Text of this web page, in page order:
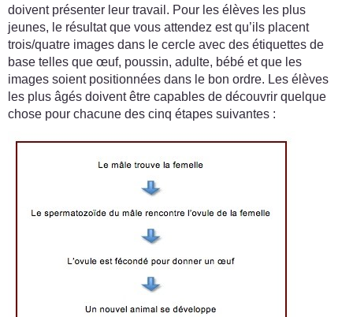
doivent présenter leur travail. Pour les élèves les plus
jeunes, le résultat que vous attendez est qu’ils placent
trois/quatre images dans le cercle avec des étiquettes de
base telles que œuf, poussin, adulte, bébé et que les
images soient positionnées dans le bon ordre. Les élèves
les plus âgés doivent être capables de découvrir quelque
chose pour chacune des cinq étapes suivantes :